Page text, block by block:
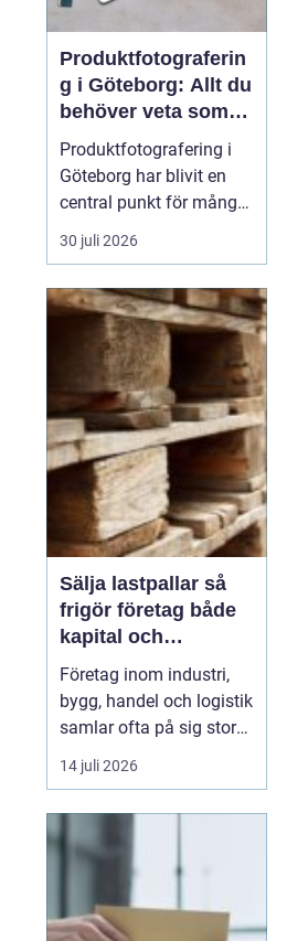
Produktfotograferin
g i Göteborg: Allt du
behöver veta som
företag
Produktfotografering i
Göteborg har blivit en
central punkt för många
företag som söker att
förhöja sina produkter
bilder. Oavsett om det
handlar om e-handel,
tryckmaterial eller digital
markna...
30 juli 2026
Sälja lastpallar så
frigör företag både
kapital och
lagerutrymme
Företag inom industri,
bygg, handel och logistik
samlar ofta på sig stora
mängder lastpallar. De
tar plats, binder kapital
Genom att
lastpallar
14 juli 2026